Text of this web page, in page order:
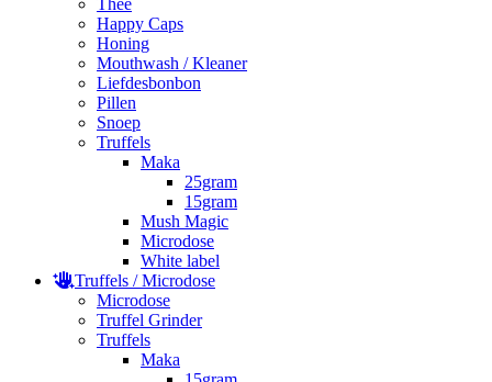
Thee
Happy Caps
Honing
Mouthwash / Kleaner
Liefdesbonbon
Pillen
Snoep
Truffels
Maka
25gram
15gram
Mush Magic
Microdose
White label
Truffels / Microdose
Microdose
Truffel Grinder
Truffels
Maka